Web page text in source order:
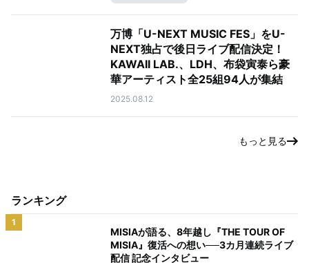
万博「U-NEXT MUSIC FES」をU-
NEXT独占で後日ライブ配信決定！
KAWAII LAB.、LDH、布袋寅泰ら豪
華アーティスト全25組94人が集結
2025.08.12
もっと見る
ランキング
1
MISIAが語る、8年越し『THE TOUR OF
MISIA』復活への想い──3カ月連続ライブ
配信 記念インタビュー